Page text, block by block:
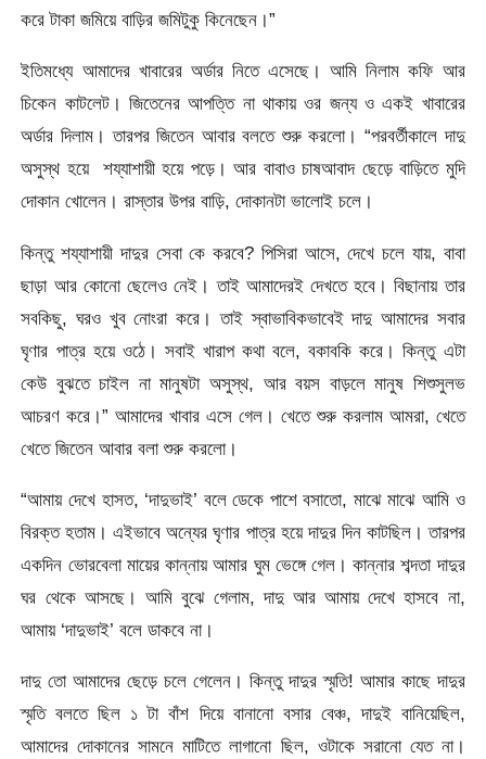
করে টাকা জমিয়ে বাড়ির জমিটুকু কিনেছেন।”
ইতিমধ্যে আমাদের খাবারের অর্ডার নিতে এসেছে। আমি নিলাম কফি আর
চিকেন কাটলেট। জিতেনের আপত্তি না থাকায় ওর জন্য ও একই খাবারের
অর্ডার দিলাম। তারপর জিতেন আবার বলতে শুরু করলো। “পরবর্তীকালে দাদু
অসুস্থ হয়ে শয্যাশায়ী হয়ে পড়ে। আর বাবাও চাষআবাদ ছেড়ে বাড়িতে মুদি
দোকান খোলেন। রাস্তার উপর বাড়ি, দোকানটা ভালোই চলে।
কিন্তু শয্যাশায়ী দাদুর সেবা কে করবে? পিসিরা আসে, দেখে চলে যায়, বাবা
ছাড়া আর কোনো ছেলেও নেই। তাই আমাদেরই দেখতে হবে। বিছানায় তার
সবকিছু, ঘরও খুব নোংরা করে। তাই স্বাভাবিকভাবেই দাদু আমাদের সবার
ঘৃণার পাত্র হয়ে ওঠে। সবাই খারাপ কথা বলে, বকাবকি করে। কিন্তু এটা
কেউ বুঝতে চাইল না মানুষটা অসুস্থ, আর বয়স বাড়লে মানুষ শিশুসুলভ
আচরণ করে।” আমাদের খাবার এসে গেল। খেতে শুরু করলাম আমরা, খেতে
খেতে জিতেন আবার বলা শুরু করলো।
“আমায় দেখে হাসত, ‘দাদুভাই’ বলে ডেকে পাশে বসাতো, মাঝে মাঝে আমি ও
বিরক্ত হতাম। এইভাবে অন্যের ঘৃণার পাত্র হয়ে দাদুর দিন কাটছিল। তারপর
একদিন ভোরবেলা মায়ের কান্নায় আমার ঘুম ভেঙ্গে গেল। কান্নার শব্দতা দাদুর
ঘর থেকে আসছে। আমি বুঝে গেলাম, দাদু আর আমায় দেখে হাসবে না,
আমায় ‘দাদুভাই’ বলে ডাকবে না।
দাদু তো আমাদের ছেড়ে চলে গেলেন। কিন্তু দাদুর স্মৃতি! আমার কাছে দাদুর
স্মৃতি বলতে ছিল ১ টা বাঁশ দিয়ে বানানো বসার বেঞ্চ, দাদুই বানিয়েছিল,
আমাদের দোকানের সামনে মাটিতে লাগানো ছিল, ওটাকে সরানো যেত না।